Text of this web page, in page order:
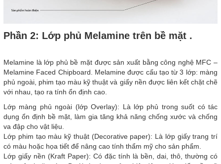
Phần 2: Lớp phủ Melamine trên bề mặt .
Melamine là lớp phủ bề mặt được sản xuất bằng công nghệ MFC –
Melamine Faced Chipboard. Melamine được cấu tạo từ 3 lớp: màng
phủ ngoài, phim tạo màu kỹ thuật và giấy nền được liên kết chặt chẽ
với nhau, tạo ra tính ổn định cao.
Lớp màng phủ ngoài (lớp Overlay): Là lớp phủ trong suốt có tác
dụng ổn định bề mặt, làm gia tăng khả năng chống xước và chống
va đập cho vật liệu.
Lớp phim tạo màu kỹ thuật (Decorative paper): Là lớp giấy trang trí
có màu hoặc họa tiết để nâng cao tính thẩm mỹ cho sản phẩm.
Lớp giấy nền (Kraft Paper): Có đặc tính là bền, dai, thô, thường có